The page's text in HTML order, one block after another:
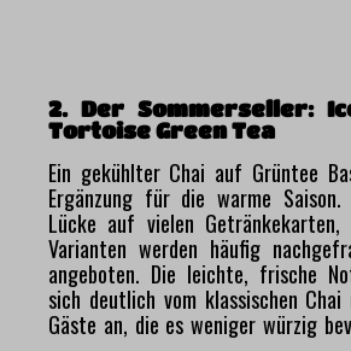
2. Der Sommerseller:
Tortoise Green Tea
Ein gekühlter Chai auf Grüntee
Ergänzung für die warme
Lücke auf vielen
Varianten werden häufig
angeboten. Die leichte, frische
sich deutlich vom klassischen
Gäste an, die es weniger würzig